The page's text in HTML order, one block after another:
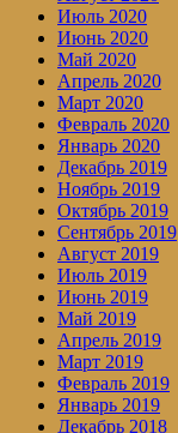
Июль 2020
Июнь 2020
Май 2020
Апрель 2020
Март 2020
Февраль 2020
Январь 2020
Декабрь 2019
Ноябрь 2019
Октябрь 2019
Сентябрь 2019
Август 2019
Июль 2019
Июнь 2019
Май 2019
Апрель 2019
Март 2019
Февраль 2019
Январь 2019
Декабрь 2018